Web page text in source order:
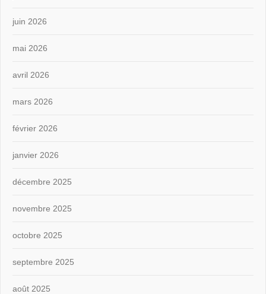
juin 2026
mai 2026
avril 2026
mars 2026
février 2026
janvier 2026
décembre 2025
novembre 2025
octobre 2025
septembre 2025
août 2025